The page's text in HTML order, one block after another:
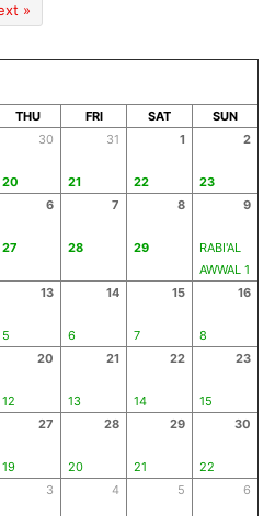
»
THU FRI SAT
SUN
30
20
31
21
1
22
2
23
6
27
7
28
8
29
9
RABI'AL
AWWAL 1
13
5
14
6
15
7
16
8
20
12
21
13
22
14
23
15
27
19
28
20
29
21
30
22
3 4 5 6